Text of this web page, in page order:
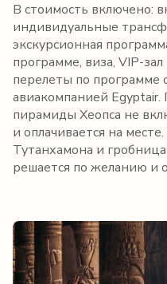
В стоимость включено:
индивидуальные
экскурсионная
программе, виза, VIP-
перелеты по программе
авиакомпанией
пирамиды Хеопса не
и оплачивается на
Тутанхамона и
решается по желанию и